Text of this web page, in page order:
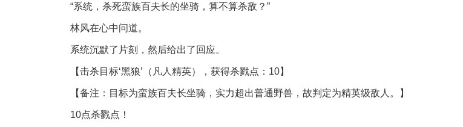
“系统，杀死蛮族百夫长的坐骑，算不算杀敌？”
林风在心中问道。
系统沉默了片刻，然后给出了回应。
【击杀目标‘黑狼’（凡人精英），获得杀戮点：10】
【备注：目标为蛮族百夫长坐骑，实力超出普通野兽，故判定为精英级敌人。】
10点杀戮点！